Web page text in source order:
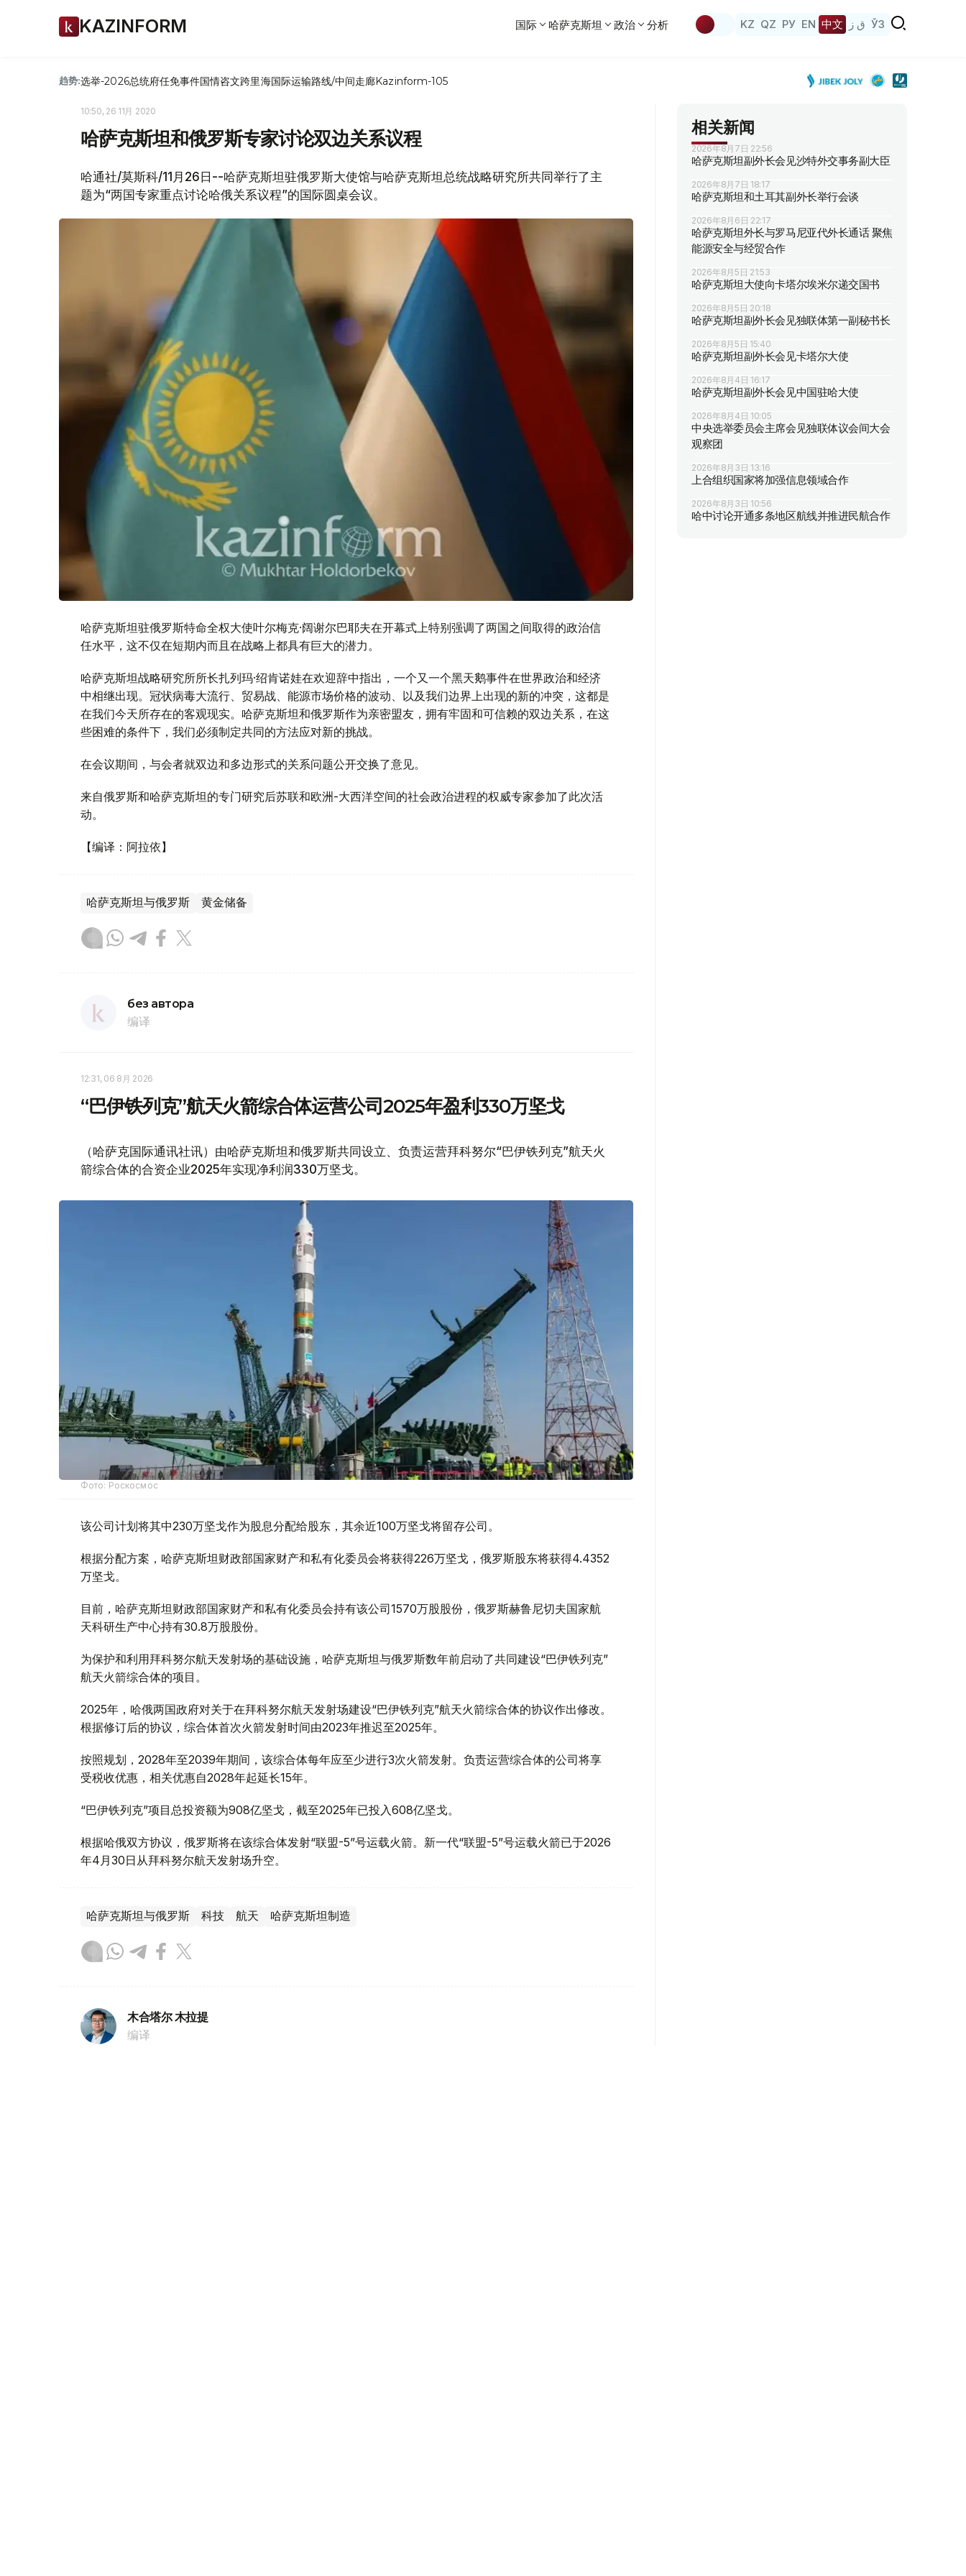
KAZINFORM 国际 哈萨克斯坦 政治 分析 KZ QZ РУ EN 中文 ق ز ЎЗ
趋势:选举-2026总统府任免事件国情咨文跨里海国际运输路线/中间走廊Kazinform-105
10:50, 26 11月 2020
哈萨克斯坦和俄罗斯专家讨论双边关系议程
哈通社/莫斯科/11月26日--哈萨克斯坦驻俄罗斯大使馆与哈萨克斯坦总统战略研究所共同举行了主
题为“两国专家重点讨论哈俄关系议程”的国际圆桌会议。
哈萨克斯坦驻俄罗斯特命全权大使叶尔梅克·阔谢尔巴耶夫在开幕式上特别强调了两国之间取得的政治信
任水平，这不仅在短期内而且在战略上都具有巨大的潜力。
哈萨克斯坦战略研究所所长扎列玛·绍肯诺娃在欢迎辞中指出，一个又一个黑天鹅事件在世界政治和经济
中相继出现。冠状病毒大流行、贸易战、能源市场价格的波动、以及我们边界上出现的新的冲突，这都是
在我们今天所存在的客观现实。哈萨克斯坦和俄罗斯作为亲密盟友，拥有牢固和可信赖的双边关系，在这
些困难的条件下，我们必须制定共同的方法应对新的挑战。
在会议期间，与会者就双边和多边形式的关系问题公开交换了意见。
来自俄罗斯和哈萨克斯坦的专门研究后苏联和欧洲-大西洋空间的社会政治进程的权威专家参加了此次活
动。
【编译：阿拉依】
哈萨克斯坦与俄罗斯 黄金储备
без автора
编译
12:31, 06 8月 2026
“巴伊铁列克”航天火箭综合体运营公司2025年盈利330万坚戈
（哈萨克国际通讯社讯）由哈萨克斯坦和俄罗斯共同设立、负责运营拜科努尔“巴伊铁列克”航天火
箭综合体的合资企业2025年实现净利润330万坚戈。
Фото: Роскосмос
该公司计划将其中230万坚戈作为股息分配给股东，其余近100万坚戈将留存公司。
根据分配方案，哈萨克斯坦财政部国家财产和私有化委员会将获得226万坚戈，俄罗斯股东将获得4.4352
万坚戈。
目前，哈萨克斯坦财政部国家财产和私有化委员会持有该公司1570万股股份，俄罗斯赫鲁尼切夫国家航
天科研生产中心持有30.8万股股份。
为保护和利用拜科努尔航天发射场的基础设施，哈萨克斯坦与俄罗斯数年前启动了共同建设“巴伊铁列克”
航天火箭综合体的项目。
2025年，哈俄两国政府对关于在拜科努尔航天发射场建设“巴伊铁列克”航天火箭综合体的协议作出修改。
根据修订后的协议，综合体首次火箭发射时间由2023年推迟至2025年。
按照规划，2028年至2039年期间，该综合体每年应至少进行3次火箭发射。负责运营综合体的公司将享
受税收优惠，相关优惠自2028年起延长15年。
“巴伊铁列克”项目总投资额为908亿坚戈，截至2025年已投入608亿坚戈。
根据哈俄双方协议，俄罗斯将在该综合体发射“联盟-5”号运载火箭。新一代“联盟-5”号运载火箭已于2026
年4月30日从拜科努尔航天发射场升空。
哈萨克斯坦与俄罗斯 科技 航天 哈萨克斯坦制造
木合塔尔 木拉提
编译
相关新闻
2026年8月7日 22:56
哈萨克斯坦副外长会见沙特外交事务副大臣
2026年8月7日 18:17
哈萨克斯坦和土耳其副外长举行会谈
2026年8月6日 22:17
哈萨克斯坦外长与罗马尼亚代外长通话 聚焦
能源安全与经贸合作
2026年8月5日 21:53
哈萨克斯坦大使向卡塔尔埃米尔递交国书
2026年8月5日 20:18
哈萨克斯坦副外长会见独联体第一副秘书长
2026年8月5日 15:40
哈萨克斯坦副外长会见卡塔尔大使
2026年8月4日 16:17
哈萨克斯坦副外长会见中国驻哈大使
2026年8月4日 10:05
中央选举委员会主席会见独联体议会间大会
观察团
2026年8月3日 13:16
上合组织国家将加强信息领域合作
2026年8月3日 10:56
哈中讨论开通多条地区航线并推进民航合作